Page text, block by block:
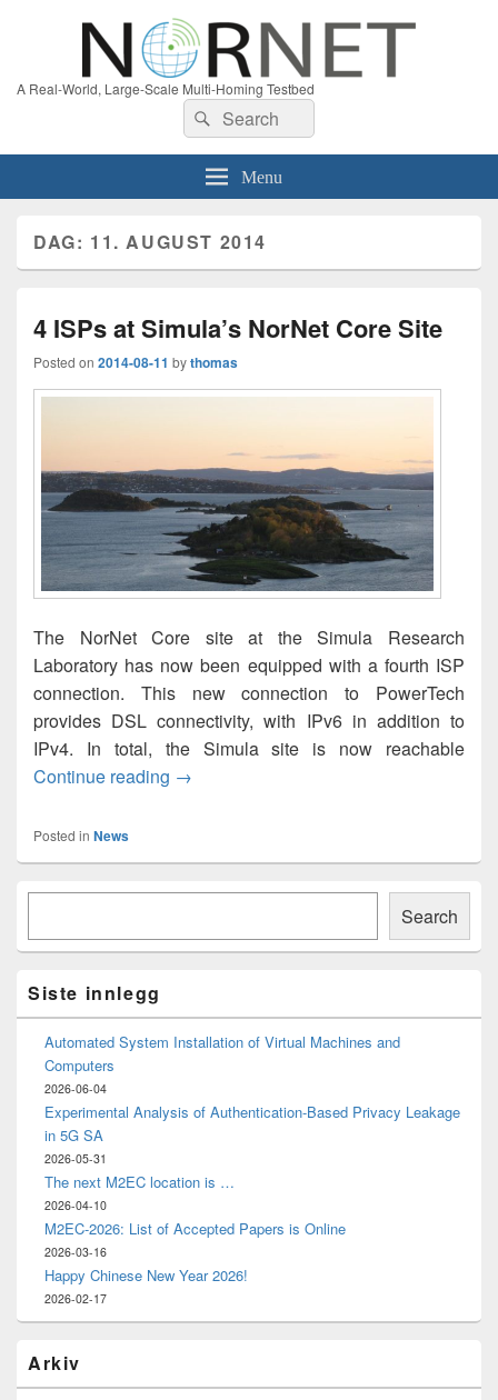
A Real-World, Large-Scale Multi-Homing Testbed
Search
for:
Search
Menu
DAG: 11. AUGUST 2014
4 ISPs at Simula’s NorNet Core Site
Posted on 2014-08-11 bythomas
The NorNet Core site at the Simula Research
Laboratory has now been equipped with a fourth ISP
connection. This new connection to PowerTech
provides DSL connectivity, with IPv6 in addition to
IPv4. In total, the Simula site is now reachable
Continue reading 4 ISPs at Simula’s NorNet Core Site
→
Posted in News
Primary
Area
Search
Siste innlegg
Automated System Installation of Virtual Machines and
Computers
2026-06-04
Experimental Analysis of Authentication-Based Privacy Leakage
in 5G SA
2026-05-31
The next M2EC location is …
2026-04-10
M2EC-2026: List of Accepted Papers is Online
2026-03-16
Happy Chinese New Year 2026!
2026-02-17
Arkiv